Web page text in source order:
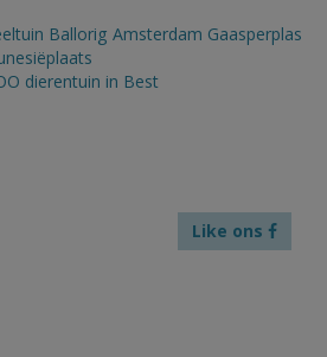
Ballorig Amsterdam Gaasperplas
dierentuin in Best
Like ons